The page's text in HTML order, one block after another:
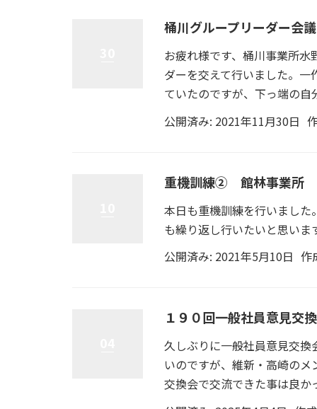
桶川グループリーダー会
お疲れ様です、桶川事業所水
ダーを交えて行いました。
ていたのですが、下っ端の
公開済み: 2021年11月30日
重機訓練➁ 館林事業所
本日も重機訓練を行いました
も繰り返し行いたいと思い
公開済み: 2021年5月10日 作
１９０回一般社員意見交
久しぶりに一般社員意見交
いのですが、維新・高崎の
交換会で交流できた事は良